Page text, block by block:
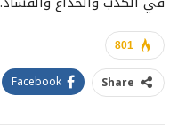
801
Share
Facebook